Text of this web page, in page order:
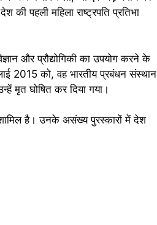
पहली महिला राष्ट्रपति प्रतिभा
और प्रौद्योगिकी का उपयोग करने के
2015 को, वह भारतीय प्रबंधन संस्थान
मृत घोषित कर दिया गया।
है। उनके असंख्य पुरस्कारों में देश